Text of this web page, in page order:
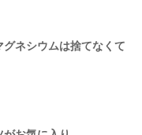
グネシウムは捨てなくて